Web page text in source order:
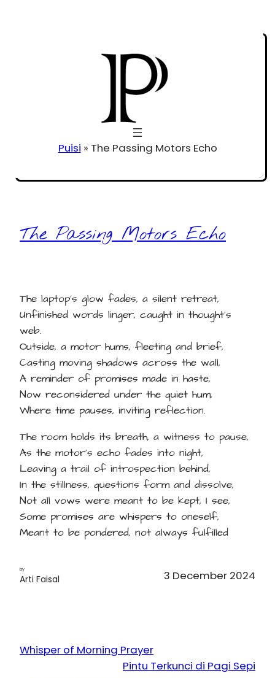
Puisi » The Passing Motors Echo
The Passing Motors Echo
The laptop's glow fades, a silent retreat,
Unfinished words linger, caught in thought's
web.
Outside, a motor hums, fleeting and brief,
Casting moving shadows across the wall,
A reminder of promises made in haste,
Now reconsidered under the quiet hum,
Where time pauses, inviting reflection.
The room holds its breath, a witness to pause,
As the motor's echo fades into night,
Leaving a trail of introspection behind,
In the stillness, questions form and dissolve,
Not all vows were meant to be kept, I see,
Some promises are whispers to oneself,
Meant to be pondered, not always fulfilled
by
Arti Faisal 3 December 2024
Whisper of Morning Prayer
Pintu Terkunci di Pagi Sepi